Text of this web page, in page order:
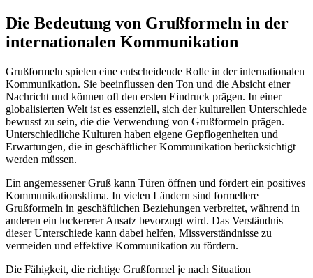
Die Bedeutung von Grußformeln in der
internationalen Kommunikation
Grußformeln spielen eine entscheidende Rolle in der internationalen
Kommunikation. Sie beeinflussen den Ton und die Absicht einer
Nachricht und können oft den ersten Eindruck prägen. In einer
globalisierten Welt ist es essenziell, sich der kulturellen Unterschiede
bewusst zu sein, die die Verwendung von Grußformeln prägen.
Unterschiedliche Kulturen haben eigene Gepflogenheiten und
Erwartungen, die in geschäftlicher Kommunikation berücksichtigt
werden müssen.
Ein angemessener Gruß kann Türen öffnen und fördert ein positives
Kommunikationsklima. In vielen Ländern sind formellere
Grußformeln in geschäftlichen Beziehungen verbreitet, während in
anderen ein lockererer Ansatz bevorzugt wird. Das Verständnis
dieser Unterschiede kann dabei helfen, Missverständnisse zu
vermeiden und effektive Kommunikation zu fördern.
Die Fähigkeit, die richtige Grußformel je nach Situation